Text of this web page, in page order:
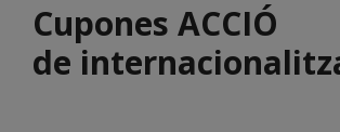
Cupones ACCIÓ
de